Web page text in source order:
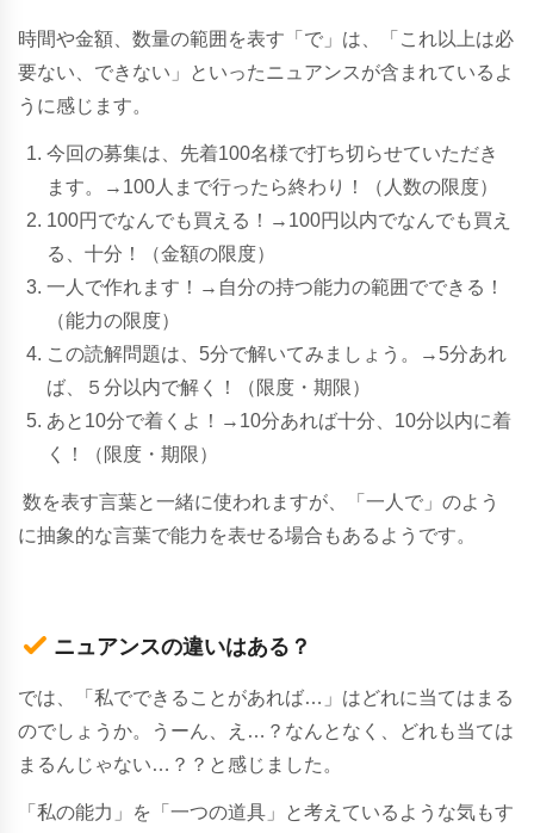
時間や金額、数量の範囲を表す「で」は、「これ以上は必
要ない、できない」といったニュアンスが含まれているよ
うに感じます。
今回の募集は、先着100名様で打ち切らせていただき
ます。→100人まで行ったら終わり！（人数の限度）
100円でなんでも買える！→100円以内でなんでも買え
る、十分！（金額の限度）
一人で作れます！→自分の持つ能力の範囲でできる！
（能力の限度）
この読解問題は、5分で解いてみましょう。→5分あれ
ば、５分以内で解く！（限度・期限）
あと10分で着くよ！→10分あれば十分、10分以内に着
く！（限度・期限）
数を表す言葉と一緒に使われますが、「一人で」のよう
に抽象的な言葉で能力を表せる場合もあるようです。
ニュアンスの違いはある？
では、「私でできることがあれば…」はどれに当てはまる
のでしょうか。うーん、え…？なんとなく、どれも当ては
まるんじゃない…？？と感じました。
「私の能力」を「一つの道具」と考えているような気もす